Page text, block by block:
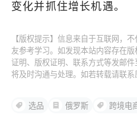
变化并抓住增长机遇。
【版权提示】信息来自于互联网，
友参考学习。如发现本站内容存在
证明、版权证明、联系方式等发邮
将及时沟通与处理。如若转载请联系
选品 俄罗斯 跨境电